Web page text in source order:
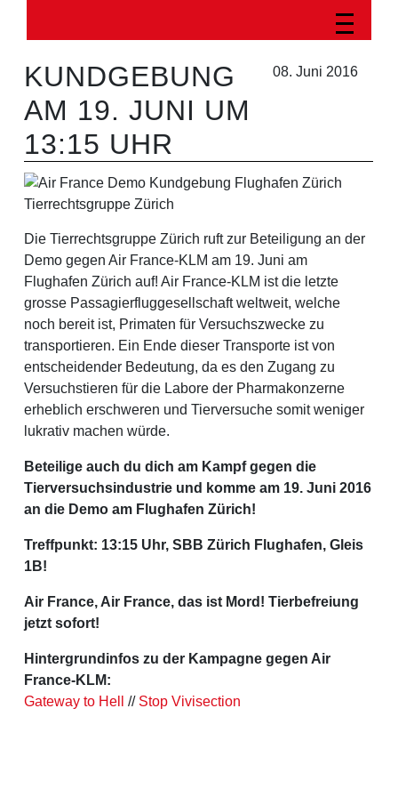
08. Juni 2016
KUNDGEBUNG
AM 19. JUNI UM
13:15 UHR
Die Tierrechtsgruppe Zürich ruft zur Beteiligung an der
Demo gegen Air France-KLM am 19. Juni am
Flughafen Zürich auf! Air France-KLM ist die letzte
grosse Passagierfluggesellschaft weltweit, welche
noch bereit ist, Primaten für Versuchszwecke zu
transportieren. Ein Ende dieser Transporte ist von
entscheidender Bedeutung, da es den Zugang zu
Versuchstieren für die Labore der Pharmakonzerne
erheblich erschweren und Tierversuche somit weniger
lukrativ machen würde.
Beteilige auch du dich am Kampf gegen die
Tierversuchsindustrie und komme am 19. Juni 2016
an die Demo am Flughafen Zürich!
Treffpunkt: 13:15 Uhr, SBB Zürich Flughafen, Gleis
1B!
Air France, Air France, das ist Mord! Tierbefreiung
jetzt sofort!
Hintergrundinfos zu der Kampagne gegen Air
France-KLM:
Gateway to Hell
// Stop Vivisection